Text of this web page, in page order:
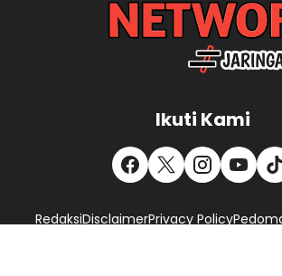
Ikuti Kami
RedaksiDisclaimerPrivacy Policy